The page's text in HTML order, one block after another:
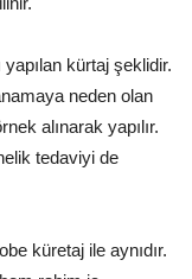
kürtaj şeklidir.
neden olan
alınarak yapılır.
tedaviyi de
küretaj ile aynıdır.